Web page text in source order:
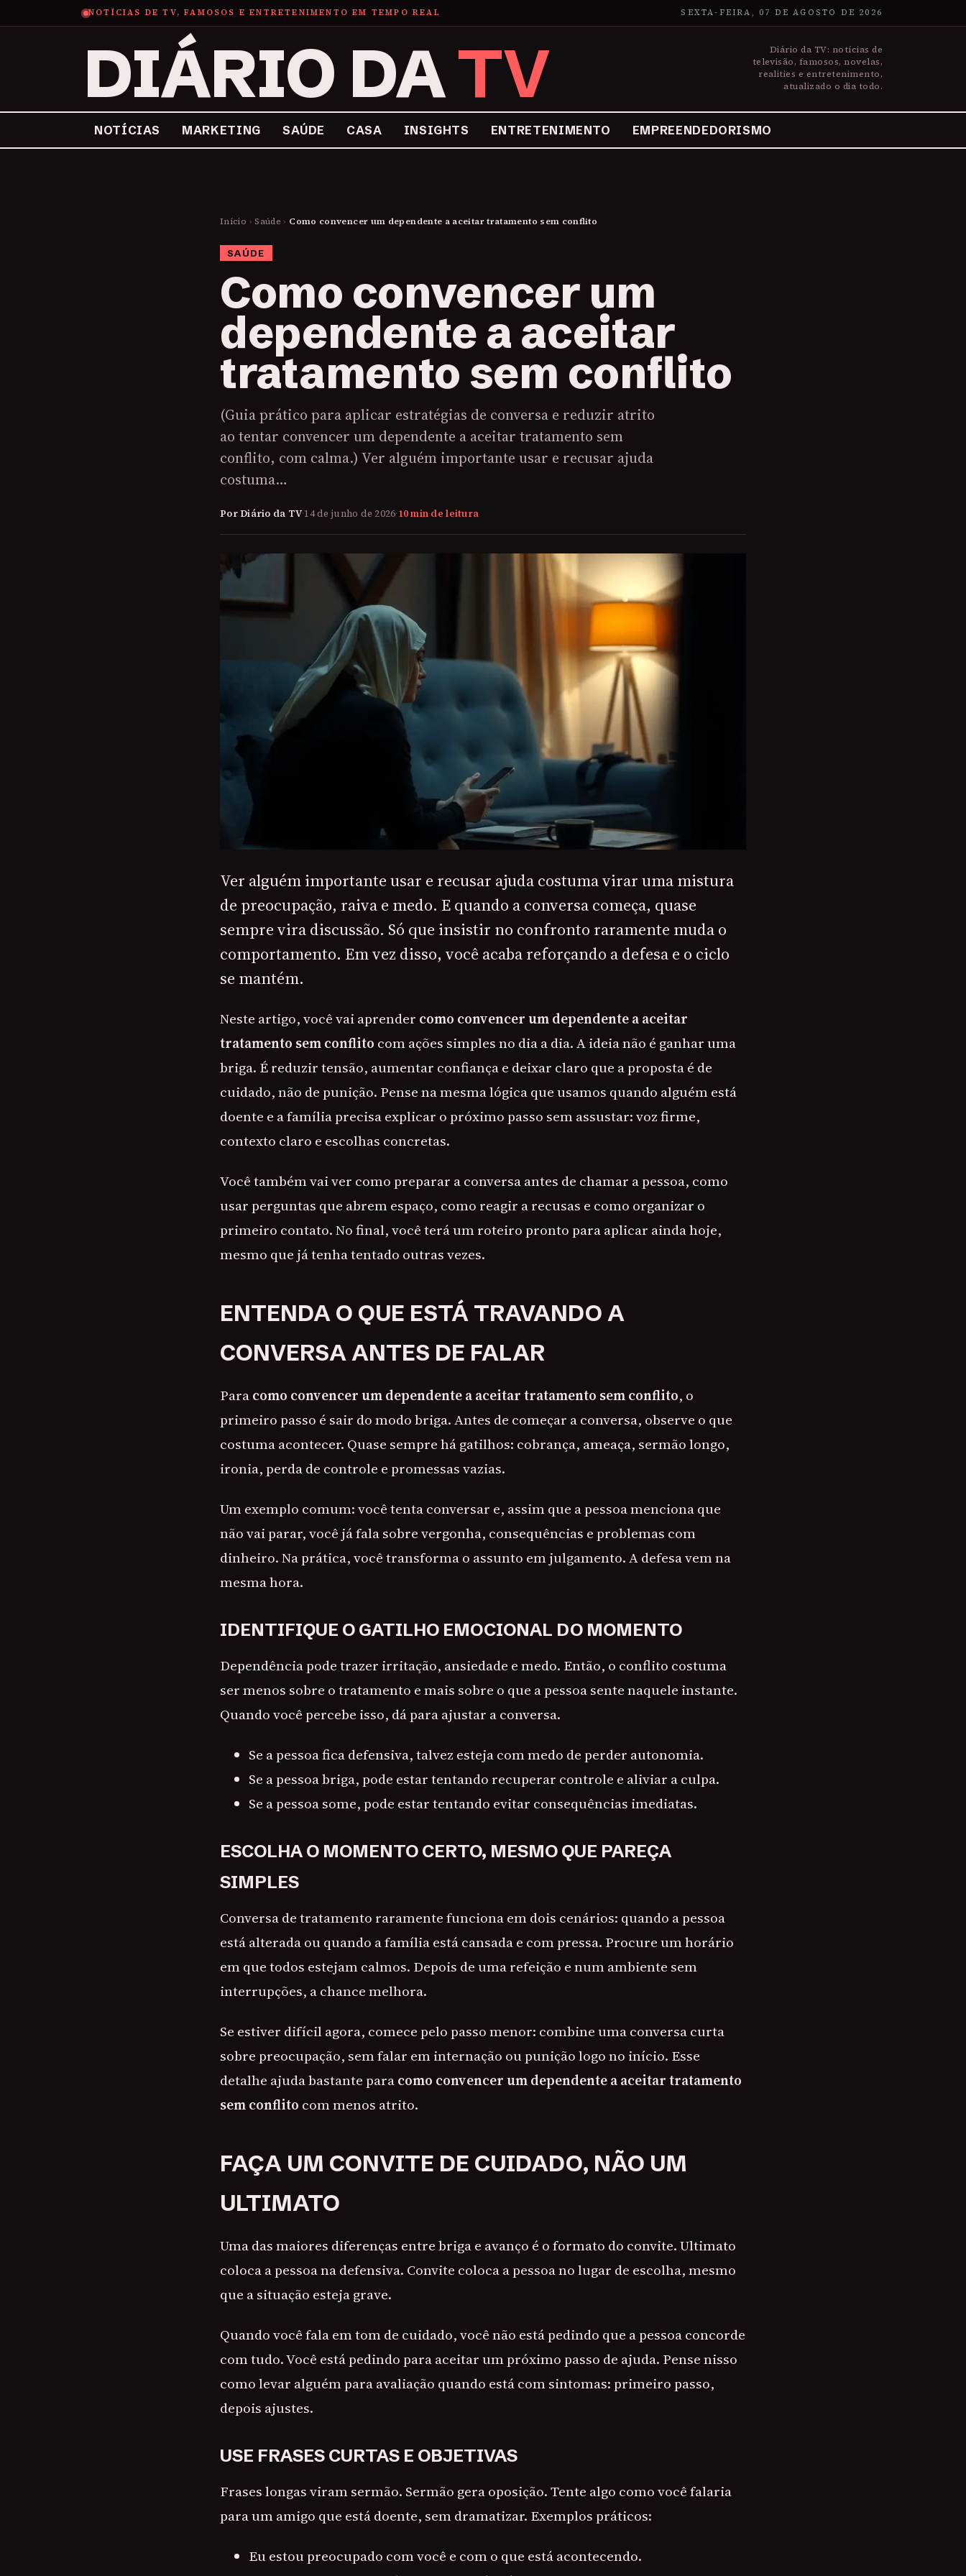
NOTÍCIAS DE TV, FAMOSOS E ENTRETENIMENTO EM TEMPO REAL SEXTA-FEIRA, 07 DE AGOSTO DE 2026
DIÁRIO DATV
Diário da TV: notícias de
televisão, famosos, novelas,
realities e entretenimento,
atualizado o dia todo.
NOTÍCIAS MARKETING SAÚDE CASA INSIGHTS ENTRETENIMENTO EMPREENDEDORISMO
Início › Saúde › Como convencer um dependente a aceitar tratamento sem conflito
SAÚDE
Como convencer um
dependente a aceitar
tratamento sem conflito
(Guia prático para aplicar estratégias de conversa e reduzir atrito
ao tentar convencer um dependente a aceitar tratamento sem
conflito, com calma.) Ver alguém importante usar e recusar ajuda
costuma…
Por Diário da TV·14 de junho de 2026·10 min de leitura
Ver alguém importante usar e recusar ajuda costuma virar uma mistura
de preocupação, raiva e medo. E quando a conversa começa, quase
sempre vira discussão. Só que insistir no confronto raramente muda o
comportamento. Em vez disso, você acaba reforçando a defesa e o ciclo
se mantém.
Neste artigo, você vai aprender como convencer um dependente a aceitar
tratamento sem conflito com ações simples no dia a dia. A ideia não é ganhar uma
briga. É reduzir tensão, aumentar confiança e deixar claro que a proposta é de
cuidado, não de punição. Pense na mesma lógica que usamos quando alguém está
doente e a família precisa explicar o próximo passo sem assustar: voz firme,
contexto claro e escolhas concretas.
Você também vai ver como preparar a conversa antes de chamar a pessoa, como
usar perguntas que abrem espaço, como reagir a recusas e como organizar o
primeiro contato. No final, você terá um roteiro pronto para aplicar ainda hoje,
mesmo que já tenha tentado outras vezes.
ENTENDA O QUE ESTÁ TRAVANDO A
CONVERSA ANTES DE FALAR
Paracomo convencer um dependente a aceitar tratamento sem conflito, o
primeiro passo é sair do modo briga. Antes de começar a conversa, observe o que
costuma acontecer. Quase sempre há gatilhos: cobrança, ameaça, sermão longo,
ironia, perda de controle e promessas vazias.
Um exemplo comum: você tenta conversar e, assim que a pessoa menciona que
não vai parar, você já fala sobre vergonha, consequências e problemas com
dinheiro. Na prática, você transforma o assunto em julgamento. A defesa vem na
mesma hora.
IDENTIFIQUE O GATILHO EMOCIONAL DO MOMENTO
Dependência pode trazer irritação, ansiedade e medo. Então, o conflito costuma
ser menos sobre o tratamento e mais sobre o que a pessoa sente naquele instante.
Quando você percebe isso, dá para ajustar a conversa.
Se a pessoa fica defensiva, talvez esteja com medo de perder autonomia.
Se a pessoa briga, pode estar tentando recuperar controle e aliviar a culpa.
Se a pessoa some, pode estar tentando evitar consequências imediatas.
ESCOLHA O MOMENTO CERTO, MESMO QUE PAREÇA
SIMPLES
Conversa de tratamento raramente funciona em dois cenários: quando a pessoa
está alterada ou quando a família está cansada e com pressa. Procure um horário
em que todos estejam calmos. Depois de uma refeição e num ambiente sem
interrupções, a chance melhora.
Se estiver difícil agora, comece pelo passo menor: combine uma conversa curta
sobre preocupação, sem falar em internação ou punição logo no início. Esse
detalhe ajuda bastante paracomo convencer um dependente a aceitar tratamento
sem conflito com menos atrito.
FAÇA UM CONVITE DE CUIDADO, NÃO UM
ULTIMATO
Uma das maiores diferenças entre briga e avanço é o formato do convite. Ultimato
coloca a pessoa na defensiva. Convite coloca a pessoa no lugar de escolha, mesmo
que a situação esteja grave.
Quando você fala em tom de cuidado, você não está pedindo que a pessoa concorde
com tudo. Você está pedindo para aceitar um próximo passo de ajuda. Pense nisso
como levar alguém para avaliação quando está com sintomas: primeiro passo,
depois ajustes.
USE FRASES CURTAS E OBJETIVAS
Frases longas viram sermão. Sermão gera oposição. Tente algo como você falaria
para um amigo que está doente, sem dramatizar. Exemplos práticos:
Eu estou preocupado com você e com o que está acontecendo.